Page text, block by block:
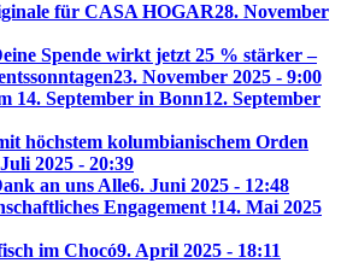
für CASA HOGAR28. November
Spende wirkt jetzt 25 % stärker –
23. November 2025 - 9:00
14. September in Bonn12. September
höchstem kolumbianischem Orden
2025 - 20:39
an uns Alle6. Juni 2025 - 12:48
Engagement !14. Mai 2025
im Chocó9. April 2025 - 18:11